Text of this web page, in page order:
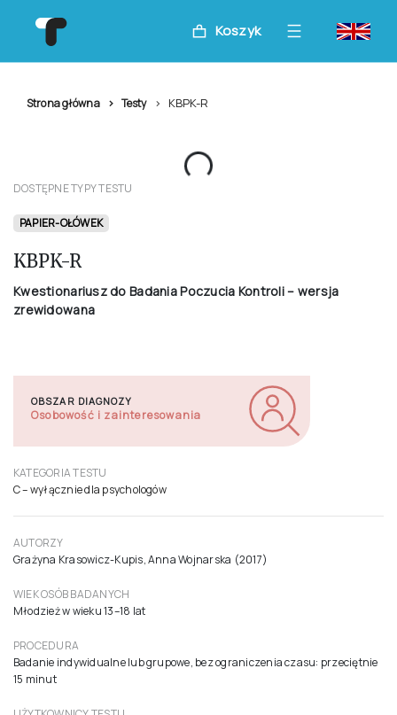
Koszyk
Strona główna Testy KBPK-R
KBPK-R
zrewidowana
OBSZAR DIAGNOZY
Osobowość i zainteresowania
KATEGORIA TESTU
C – wyłącznie dla psychologów